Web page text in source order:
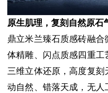
原生肌理，复刻自然原石
鼎立米兰臻石质感砖融
体精雕、闪点质感四重
三维立体还原，高度复刻
动自然、错落天成，无